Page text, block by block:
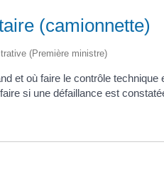
(camionnette)
(Première ministre)
et où faire le contrôle
si une défaillance est